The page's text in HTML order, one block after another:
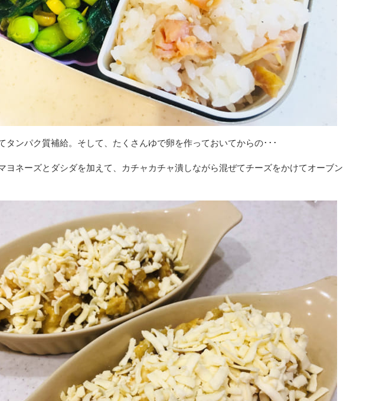
タンパク質補給。そして、たくさんゆで卵を作っておいてからの･･･
ヨネーズとダシダを加えて、カチャカチャ潰しながら混ぜてチーズをかけてオーブン